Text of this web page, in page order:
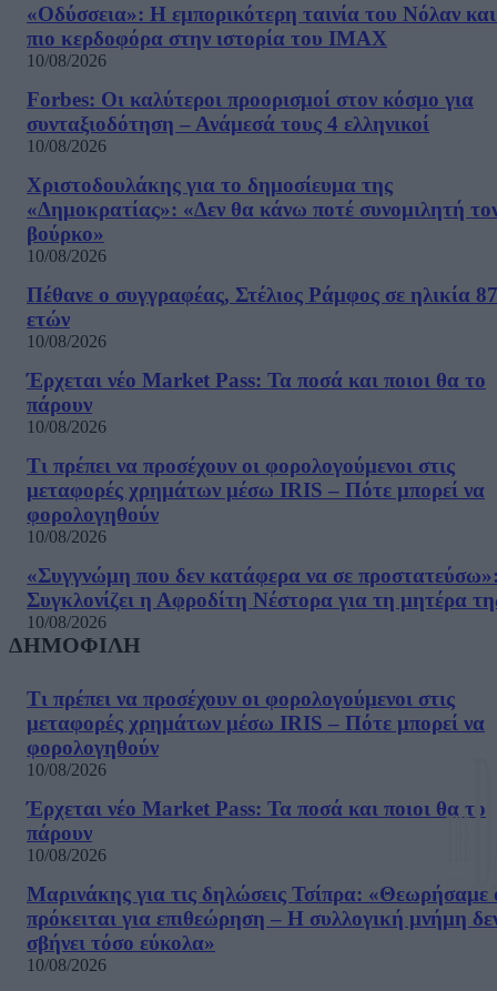
«Οδύσσεια»: Η εμπορικότερη ταινία του Νόλαν
πιο κερδοφόρα στην ιστορία του IMAX
10/08/2026
Forbes: Οι καλύτεροι προορισμοί στον κόσμο για
συνταξιοδότηση – Ανάμεσά τους 4 ελληνικοί
10/08/2026
Χριστοδουλάκης για το δημοσίευμα της
«Δημοκρατίας»: «Δεν θα κάνω ποτέ συνομιλητή
βούρκο»
10/08/2026
Πέθανε ο συγγραφέας, Στέλιος Ράμφος σε ηλικία 87
ετών
10/08/2026
Έρχεται νέο Market Pass: Τα ποσά και ποιοι θα το
πάρουν
10/08/2026
Τι πρέπει να προσέχουν οι φορολογούμενοι στις
μεταφορές χρημάτων μέσω IRIS – Πότε μπορεί να
φορολογηθούν
10/08/2026
«Συγγνώμη που δεν κατάφερα να σε
Συγκλονίζει η Αφροδίτη Νέστορα για τη μητέρα
10/08/2026
ΔΗΜΟΦΙΛΗ
Τι πρέπει να προσέχουν οι φορολογούμενοι στις
μεταφορές χρημάτων μέσω IRIS – Πότε μπορεί να
φορολογηθούν
10/08/2026
Έρχεται νέο Market Pass: Τα ποσά και ποιοι θα το
πάρουν
10/08/2026
Μαρινάκης για τις δηλώσεις Τσίπρα: «Θεωρήσαμε
πρόκειται για επιθεώρηση – Η συλλογική μνήμη
σβήνει τόσο εύκολα»
10/08/2026